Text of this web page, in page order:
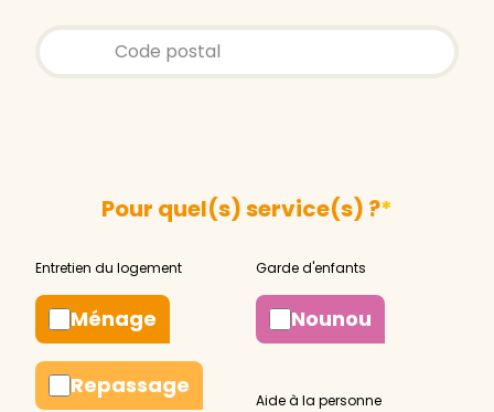
Store locator global - Autocompletion
Rechercher
Pour quel(s) service(s) ?*
Ménage
Repassage
Nounou